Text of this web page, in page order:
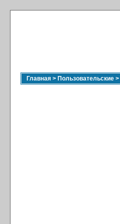
Главная > Пользовательские >